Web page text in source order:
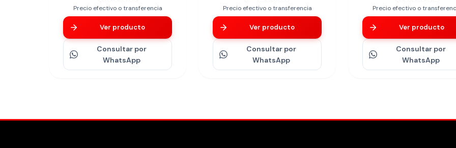
Precio efectivo o transferencia
Ver producto
Consultarpor
WhatsApp
Precio efectivo o transferencia
Ver producto
Consultarpor
WhatsApp
Precio efectivo o
Ver producto
Consultarpor
WhatsApp